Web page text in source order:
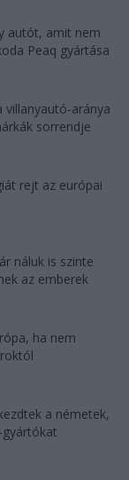
autót, amit nem
Peaq gyártása
villanyautó-aránya
sorrendje
rejt az európai
náluk is szinte
az emberek
ha nem
a németek,
gyártókat